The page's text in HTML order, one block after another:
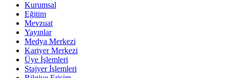
Kurumsal
Eğitim
Mevzuat
Yayınlar
Medya Merkezi
Kariyer Merkezi
Üye İşlemleri
Stajyer İşlemleri